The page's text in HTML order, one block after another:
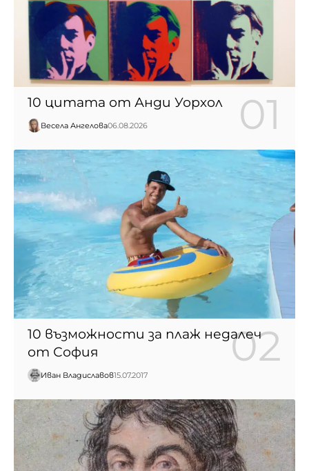
10 цитата от Анди Уорхол
Весела Ангелова06.08.2026
10 възможности за плаж недалеч
от София
Иван Владиславов15.07.2017